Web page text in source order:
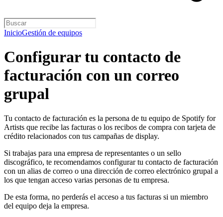
InicioGestión de equipos
Configurar tu contacto de
facturación con un correo
grupal
Tu contacto de facturación es la persona de tu equipo de Spotify for
Artists que recibe las facturas o los recibos de compra con tarjeta de
crédito relacionados con tus campañas de display.
Si trabajas para una empresa de representantes o un sello
discográfico, te recomendamos configurar tu contacto de facturación
con un alias de correo o una dirección de correo electrónico grupal a
los que tengan acceso varias personas de tu empresa.
De esta forma, no perderás el acceso a tus facturas si un miembro
del equipo deja la empresa.